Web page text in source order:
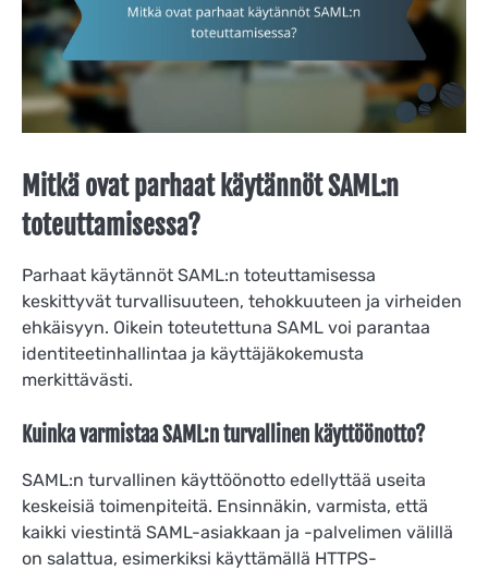
Mitkä ovat parhaat käytännöt SAML:n
toteuttamisessa?
Parhaat käytännöt SAML:n toteuttamisessa
keskittyvät turvallisuuteen, tehokkuuteen ja virheiden
ehkäisyyn. Oikein toteutettuna SAML voi parantaa
identiteetinhallintaa ja käyttäjäkokemusta
merkittävästi.
Kuinka varmistaa SAML:n turvallinen käyttöönotto?
SAML:n turvallinen käyttöönotto edellyttää useita
keskeisiä toimenpiteitä. Ensinnäkin, varmista, että
kaikki viestintä SAML-asiakkaan ja -palvelimen välillä
on salattua, esimerkiksi käyttämällä HTTPS-